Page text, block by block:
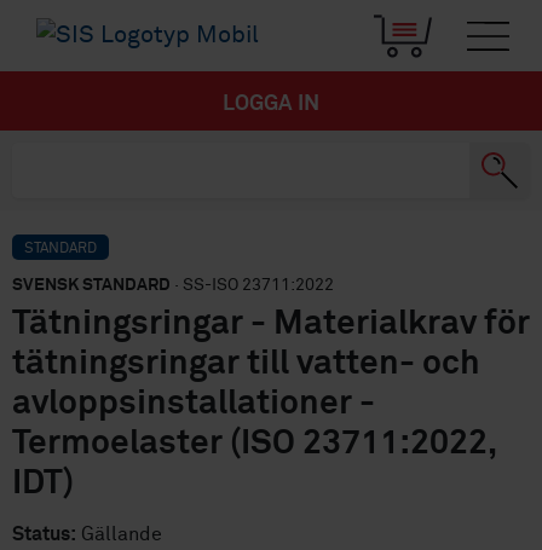
LOGGA IN
STANDARD
SVENSK STANDARD · SS-ISO 23711:2022
Tätningsringar - Materialkrav för
tätningsringar till vatten- och
avloppsinstallationer -
Termoelaster (ISO 23711:2022,
IDT)
Status: Gällande